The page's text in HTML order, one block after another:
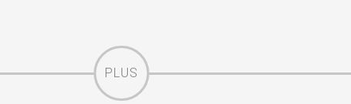
PLUS